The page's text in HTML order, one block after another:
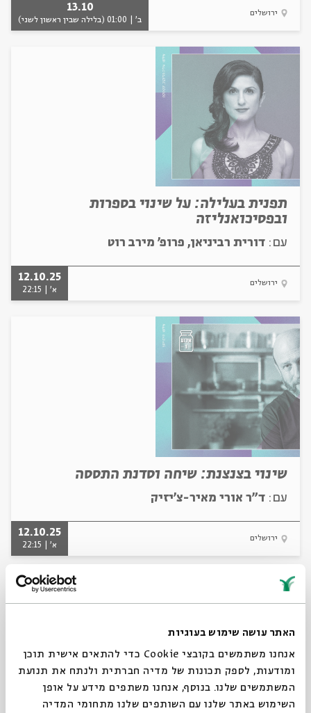
האתר עושה שימוש בעוגיות
אנחנו משתמשים בקובצי Cookie כדי להתאים אישית תוכן
ומודעות, לספק תכונות של מדיה חברתית ולנתח את תנועת
המשתמשים שלנו. בנוסף, אנחנו משתפים מידע על אופן
השימוש באתר שלנו עם השותפים שלנו מתחומי המדיה
ירושלים
13.10
ב' | 01:00 (בלילה שבין ראשון לשני)
תפנית בעלילה: על שינוי בספרות
ובפסיכואנליזה
עם: דורית רביניאן, פרופ' מירב רוט
ירושלים
12.10.25
א' | 22:15
שינוי בצנצנת: שיחה וסדנת התססה
עם: ד"ר אורי מאיר-צ'יזיק
ירושלים
12.10.25
א' | 22:15